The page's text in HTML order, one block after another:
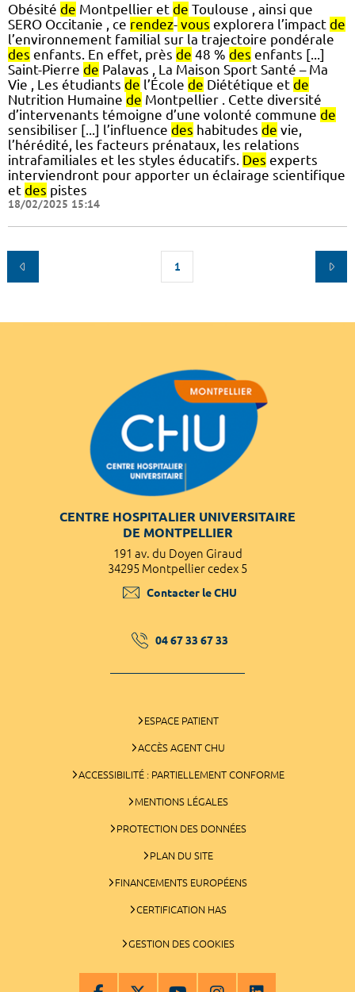
Obésité de Montpellier et de Toulouse , ainsi que
SERO Occitanie , ce rendez- vous explorera l’impact de
l’environnement familial sur la trajectoire pondérale
des enfants. En effet, près de 48 % des enfants [...]
Saint-Pierre de Palavas , La Maison Sport Santé – Ma
Vie , Les étudiants de l’École de Diététique et de
Nutrition Humaine de Montpellier . Cette diversité
d’intervenants témoigne d’une volonté commune de
sensibiliser [...] l’influence des habitudes de vie,
l’hérédité, les facteurs prénataux, les relations
intrafamiliales et les styles éducatifs. Des experts
interviendront pour apporter un éclairage scientifique
et des pistes
18/02/2025 15:14
1
CENTRE HOSPITALIER UNIVERSITAIRE
DE MONTPELLIER
191 av. du Doyen Giraud
34295 Montpellier cedex 5
Contacter le CHU
04 67 33 67 33
ESPACE PATIENT
ACCÈS AGENT CHU
ACCESSIBILITÉ : PARTIELLEMENT CONFORME
MENTIONS LÉGALES
PROTECTION DES DONNÉES
PLAN DU SITE
FINANCEMENTS EUROPÉENS
CERTIFICATION HAS
GESTION DES COOKIES